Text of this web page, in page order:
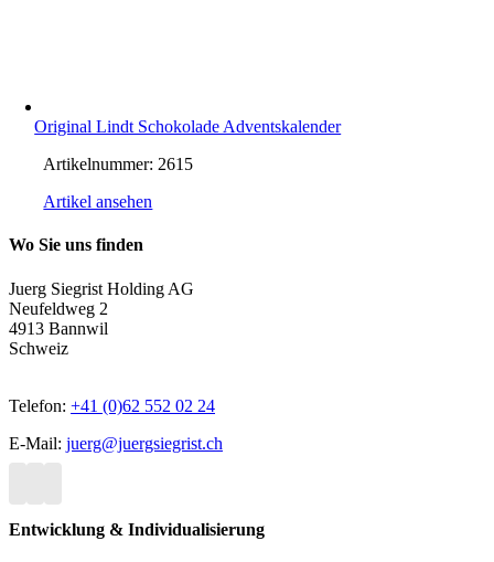
Original Lindt Schokolade Adventskalender
Artikelnummer: 2615
Artikel ansehen
Wo Sie uns finden
Juerg Siegrist Holding AG
Neufeldweg 2
4913 Bannwil
Schweiz
Telefon: +41 (0)62 552 02 24
E-Mail: juerg@juergsiegrist.ch
Entwicklung & Individualisierung